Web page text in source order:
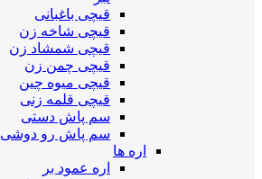
قیچی باغبانی
قیچی شاخه زن
قیچی شمشاد زن
قیچی چمن زن
قیچی میوه چین
قیچی قلمه زنی
سم پاش دستی
سم پاش رو دوشی
اره ها
اره عمود بر